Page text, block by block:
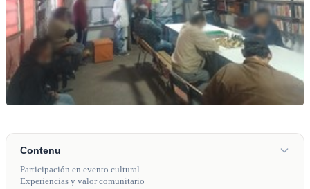
Contenu
Participación en evento cultural
Experiencias y valor comunitario